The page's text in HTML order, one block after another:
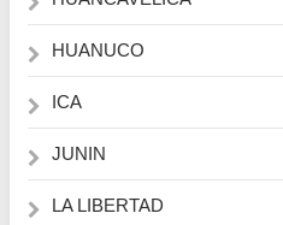
HUANUCO
ICA
JUNIN
LA LIBERTAD